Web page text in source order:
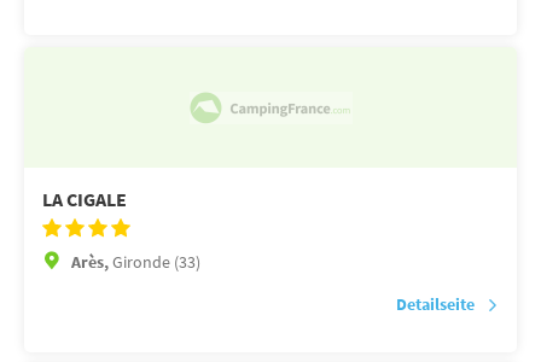
LA CIGALE
Arès,Gironde (33)
Detailseite